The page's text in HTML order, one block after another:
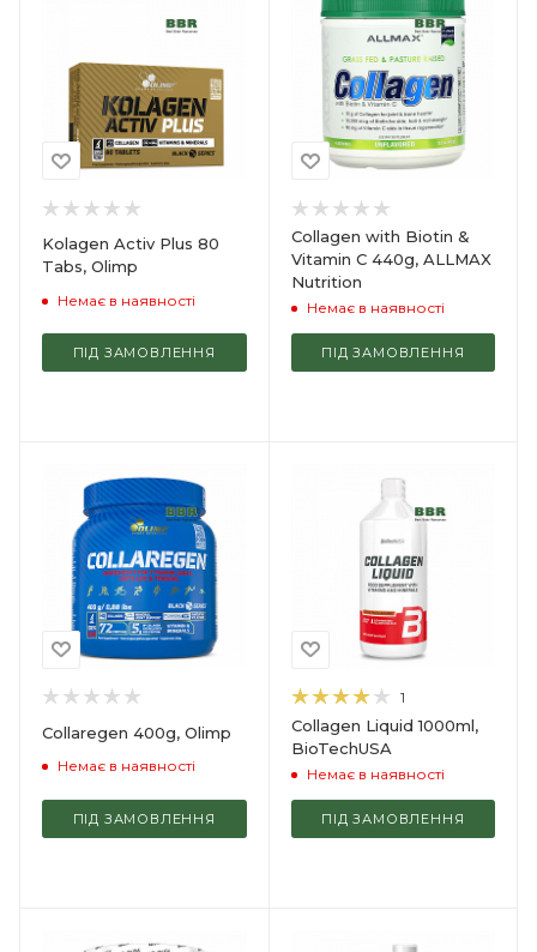
Kolagen Activ Plus 80
Tabs, Olimp
Немає в наявності
ПІД ЗАМОВЛЕННЯ
Collagen with Biotin &
Vitamin C 440g, ALLMAX
Nutrition
Немає в наявності
ПІД ЗАМОВЛЕННЯ
Collaregen 400g, Olimp
Немає в наявності
ПІД ЗАМОВЛЕННЯ
1
Collagen Liquid 1000ml,
BioTechUSA
Немає в наявності
ПІД ЗАМОВЛЕННЯ